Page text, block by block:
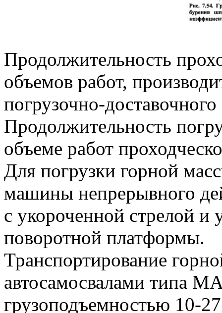
Продолжительность
объемов работ,
погрузочно-
Продолжительность
объеме работ
Для погрузки горной
машины непрерывного
с укороченной стрелой
поворотной платформы.
Транспортирование
автосамосвалами типа
грузоподъемностью 10-